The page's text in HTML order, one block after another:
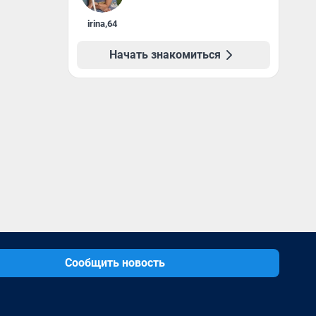
irina,64
Начать знакомиться
Сообщить новость